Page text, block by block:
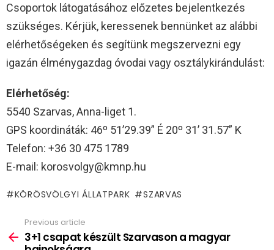
Csoportok látogatásához előzetes bejelentkezés
szükséges. Kérjük, keressenek bennünket az alábbi
elérhetőségeken és segítünk megszervezni egy
igazán élménygazdag óvodai vagy osztálykirándulást:
Elérhetőség:
5540 Szarvas, Anna-liget 1.
GPS koordináták: 46º 51’29.39” É 20º 31’ 31.57” K
Telefon: +36 30 475 1789
E-mail: korosvolgy@kmnp.hu
KÖRÖSVÖLGYI ÁLLATPARK SZARVAS
more
Previous article
3+1 csapat készült Szarvason a magyar